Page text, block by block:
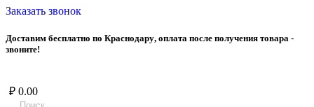
Заказать звонок
Доставим бесплатно по Краснодару, оплата после получения товара -
звоните!
₽ 0.00